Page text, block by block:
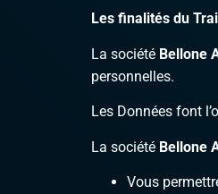
Les finalités du
La société Bellone
personnelles.
Les Données font
La société Bellone
Vous